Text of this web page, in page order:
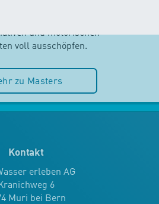
und motorischen
voll ausschöpfen.
zu Masters
Kontakt
erleben AG
Kranichweg 6
Muri bei Bern